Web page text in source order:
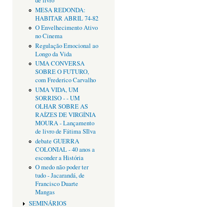
MESA REDONDA:
HABITAR ABRIL 74-82
O Envelhecimento Ativo
no Cinema
Regulação Emocional ao
Longo da Vida
UMA CONVERSA
SOBRE O FUTURO,
com Frederico Carvalho
UMA VIDA, UM
SORRISO - - UM
OLHAR SOBRE AS
RAÍZES DE VIRGÍNIA
MOURA - Lançamento
de livro de Fátima SIlva
debate GUERRA
COLONIAL - 40 anos a
esconder a História
O medo não poder ter
tudo - Jacarandá, de
Francisco Duarte
Mangas
SEMINÁRIOS